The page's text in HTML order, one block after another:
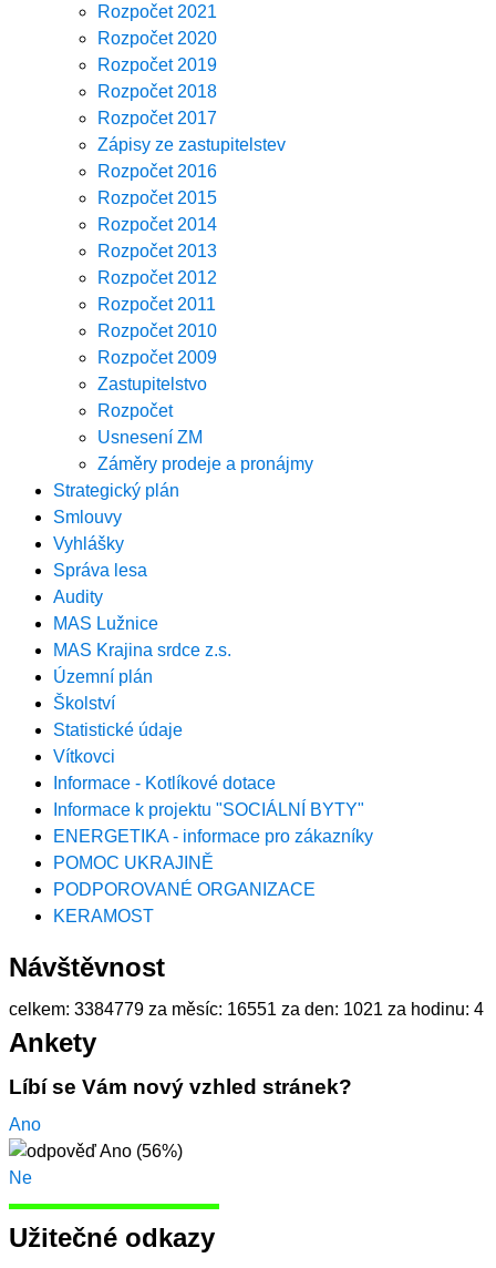
Rozpočet 2021
Rozpočet 2020
Rozpočet 2019
Rozpočet 2018
Rozpočet 2017
Zápisy ze zastupitelstev
Rozpočet 2016
Rozpočet 2015
Rozpočet 2014
Rozpočet 2013
Rozpočet 2012
Rozpočet 2011
Rozpočet 2010
Rozpočet 2009
Zastupitelstvo
Rozpočet
Usnesení ZM
Záměry prodeje a pronájmy
Strategický plán
Smlouvy
Vyhlášky
Správa lesa
Audity
MAS Lužnice
MAS Krajina srdce z.s.
Územní plán
Školství
Statistické údaje
Vítkovci
Informace - Kotlíkové dotace
Informace k projektu "SOCIÁLNÍ BYTY"
ENERGETIKA - informace pro zákazníky
POMOC UKRAJINĚ
PODPOROVANÉ ORGANIZACE
KERAMOST
Návštěvnost
celkem: 3384779 za měsíc: 16551 za den: 1021 za hodinu: 4
Ankety
Líbí se Vám nový vzhled stránek?
Ano
Ne
Užitečné odkazy